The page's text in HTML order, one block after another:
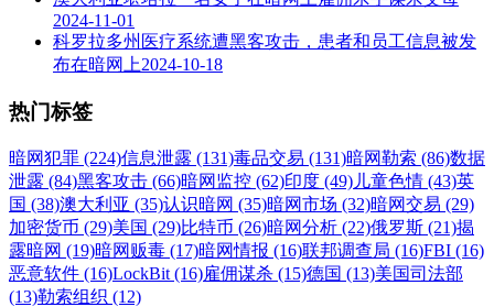
2024-11-01
科罗拉多州医疗系统遭黑客攻击，患者和员工信息被发
布在暗网上2024-10-18
热门标签
暗网犯罪 (224)信息泄露 (131)毒品交易 (131)暗网勒索 (86)数据
泄露 (84)黑客攻击 (66)暗网监控 (62)印度 (49) 儿童色情 (43)英
国 (38)澳大利亚 (35)认识暗网 (35)暗网市场 (32)暗网交易 (29)
加密货币 (29)美国 (29)比特币 (26)暗网分析 (22)俄罗斯 (21)揭
露暗网 (19)暗网贩毒 (17)暗网情报 (16)联邦调查局 (16)FBI (16)
恶意软件 (16)LockBit (16)雇佣谋杀 (15)德国 (13)美国司法部
(13)勒索组织 (12)